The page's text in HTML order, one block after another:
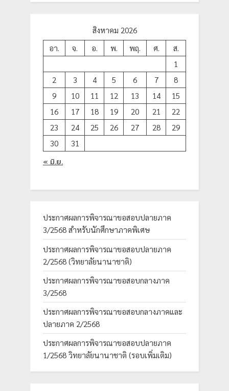
สิงหาคม 2026
อา.
จ. อ. พ. พฤ. ศ.
ส.
1
2
3 4 5 6 7
8
9
10 11 12 13 14
15
16
17 18 19 20 21
22
23
24 25 26 27 28
29
30
31
« มิ.ย.
ประกาศผลการพิจารณาขอสอบปลายภาค
3/2568 สำหรับนักศึกษาภาคพิเศษ
ประกาศผลการพิจารณาขอสอบปลายภาค
2/2568 (วิทยาลัยนานาชาติ)
ประกาศผลการพิจารณาขอสอบกลางภาค
3/2568
ประกาศผลการพิจารณาขอสอบกลางภาคและ
ปลายภาค 2/2568
ประกาศผลการพิจารณาขอสอบปลายภาค
1/2568 วิทยาลัยนานาชาติ (รอบเพิ่มเติม)